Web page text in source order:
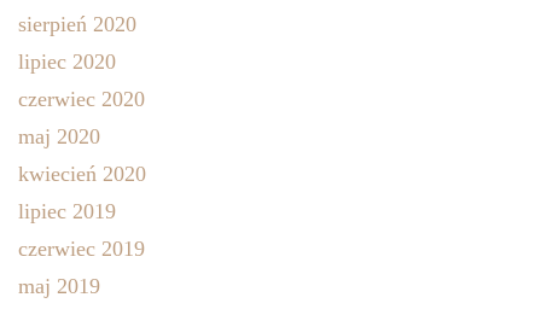
sierpień 2020
lipiec 2020
czerwiec 2020
maj 2020
kwiecień 2020
lipiec 2019
czerwiec 2019
maj 2019